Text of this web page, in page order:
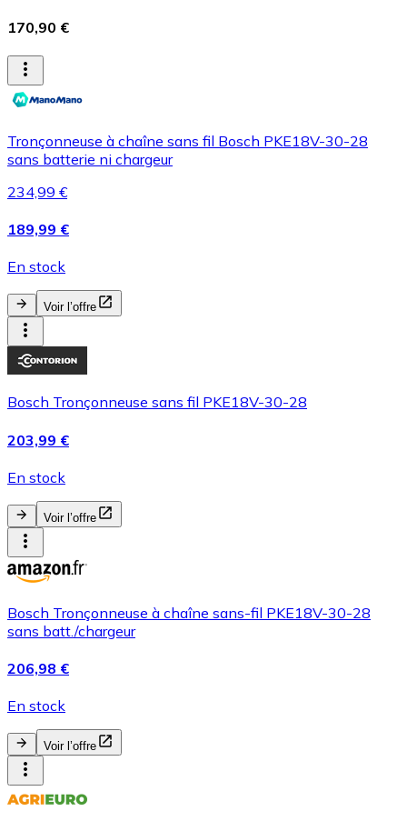
170,90 €
Tronçonneuse à chaîne sans fil Bosch PKE18V-30-28
sans batterie ni chargeur
234,99 €
189,99 €
En stock
Voir l’offre
Bosch Tronçonneuse sans fil PKE18V-30-28
203,99 €
En stock
Voir l’offre
Bosch Tronçonneuse à chaîne sans-fil PKE18V-30-28
sans batt./chargeur
206,98 €
En stock
Voir l’offre